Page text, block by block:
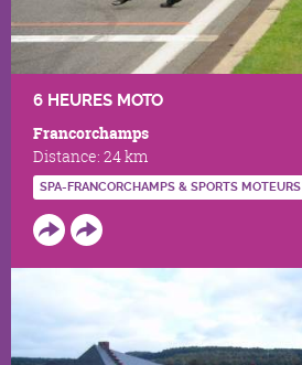
6 HEURES MOTO
Francorchamps
Distance: 24 km
SPA-FRANCORCHAMPS & SPORTS MOTEURS